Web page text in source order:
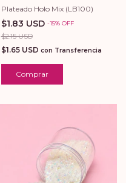
Plateado Holo Mix (LB100)
$1.83 USD -15% OFF
$2.15 USD
$1.65 USD con Transferencia
Comprar